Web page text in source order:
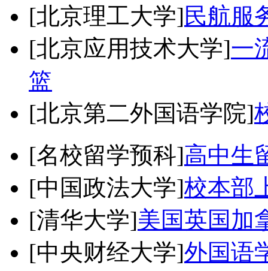
[北京理工大学]民航服
[北京应用技术大学]一
篮
[北京第二外国语学院]
[名校留学预科]高中生
[中国政法大学]校本部
[清华大学]美国英国加
[中央财经大学]外国语